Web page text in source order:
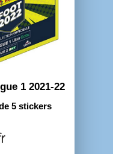
1 2021-22
5 stickers